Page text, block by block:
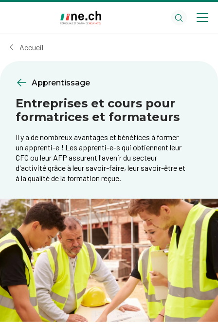
cookies
Accueil
Apprentissage
Entreprises et cours pour
formatrices et formateurs
Il y a de nombreux avantages et bénéfices à former
un apprenti-e ! Les apprenti-e-s qui obtiennent leur
CFC ou leur AFP assurent l'avenir du secteur
d'activité grâce à leur savoir-faire, leur savoir-être et
à la qualité de la formation reçue.